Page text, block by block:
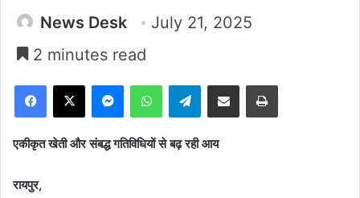
News Desk
July 21, 2025
2 minutes read
Facebook
X MessengerWhatsAppTelegramShare via Email Print
एकीकृत खेती और संबद्ध गतिविधियों से बढ़ रही आय
रायपुर,